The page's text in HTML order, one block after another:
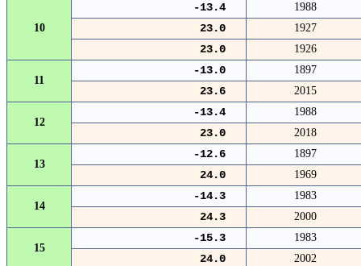
10
-13.4 1988
23.0 1927
23.0 1926
11
-13.0 1897
23.6 2015
12
-13.4 1988
23.0 2018
13
-12.6 1897
24.0 1969
14
-14.3 1983
24.3 2000
15
-15.3 1983
24.0 2002